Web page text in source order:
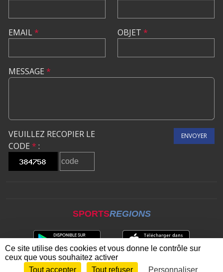
EMAIL* OBJET *
MESSAGE *
VEUILLEZ RECOPIER LE
CODE * :
ENVOYER
SPORTSREGIONS
Envie de participer ?
Ce site utilise des cookies et vous donne le contrôle sur
ceux que vous souhaitez activer
Tout accepter
Tout refuser Personnaliser